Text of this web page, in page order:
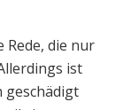
Rede, die nur
ist
geschädigt